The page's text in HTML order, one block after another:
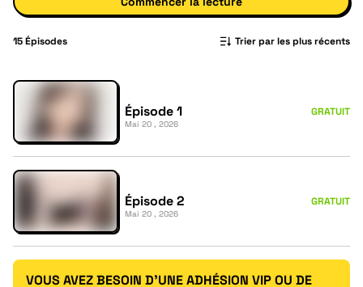
15Épisodes Trier par les plus récents
Épisode 1
Mai 20 , 2026
GRATUIT
Épisode 2
Mai 20 , 2026
GRATUIT
VOUS AVEZ BESOIN D'UNE ADHÉSION VIP OU DE